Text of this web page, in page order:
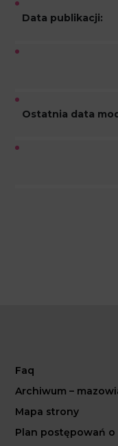
Data publikacji:
Ostatnia data
Faq
Archiwum –
Mapa strony
Plan postępowań